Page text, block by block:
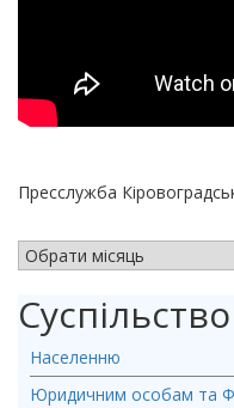
Пресслужба
Населенню
Юридичним особам та